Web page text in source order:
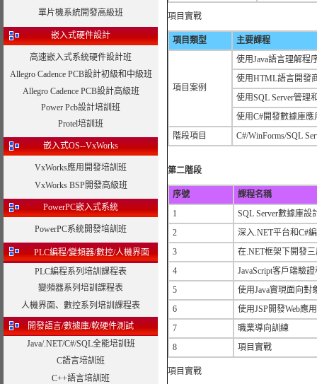
單片機系統開發高級班
嵌入式硬件設計
高速嵌入式系統硬件設計班
Allegro Cadence PCB設計初級和中級班
Allegro Cadence PCB設計高級班
Power Pcb設計培訓班
Protel培訓班
嵌入式OS--VxWorks
VxWorks應用開發培訓班
VxWorks BSP開發高級班
PowerPC嵌入式系統
PowerPC系統開發培訓班
PLC編程/變頻器/數控/人機界面
PLC編程系列培訓課程表
變頻器系列培訓課程表
人機界面、數控系列培訓課程表
開發語言/數據庫/軟硬件測試
Java/.NET/C#/SQL全能培訓班
C語言培訓班
C++語言培訓班
項目實戰
項目類型 主要課程
項目案例
使用Java語言理解程
使用HTML語言開發
使用SQL Server管理
使用C#開發數據庫應
階段項目
C#/WinForms/SQL
第二階段
序號
課程名稱
1
SQL Server數據庫設
2
深入.NET平台和C#
3
在.NET框架下開發
4
JavaScript客戶端驗
5
使用Java實現面向對
6
使用JSP開發Web應
7
職業導向訓練
8
項目實戰
項目實戰